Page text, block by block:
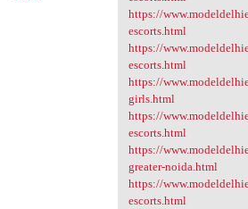
https://
escorts.html
https://
escorts.html
https://
girls.html
https://
escorts.html
https://
greater-noida.html
https://
escorts.html